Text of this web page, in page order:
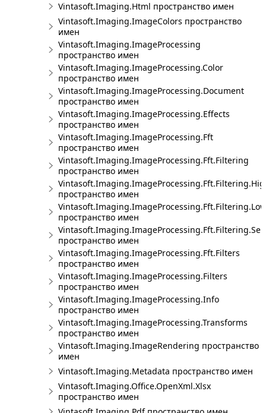
Vintasoft.Imaging.Html пространство имен
Vintasoft.Imaging.ImageColors пространство
имен
Vintasoft.Imaging.ImageProcessing
пространство имен
Vintasoft.Imaging.ImageProcessing.Color
пространство имен
Vintasoft.Imaging.ImageProcessing.Document
пространство имен
Vintasoft.Imaging.ImageProcessing.Effects
пространство имен
Vintasoft.Imaging.ImageProcessing.Fft
пространство имен
Vintasoft.Imaging.ImageProcessing.Fft.Filtering
пространство имен
пространство имен
пространство имен
пространство имен
Vintasoft.Imaging.ImageProcessing.Fft.Filters
пространство имен
Vintasoft.Imaging.ImageProcessing.Filters
пространство имен
Vintasoft.Imaging.ImageProcessing.Info
пространство имен
Vintasoft.Imaging.ImageProcessing.Transforms
пространство имен
Vintasoft.Imaging.ImageRendering пространство
имен
Vintasoft.Imaging.Metadata пространство имен
Vintasoft.Imaging.Office.OpenXml.Xlsx
пространство имен